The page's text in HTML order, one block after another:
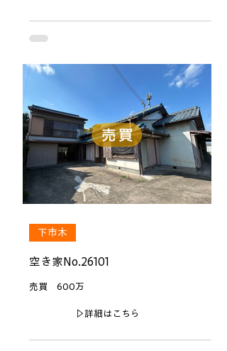
空き家No.26101
売買 600万
▷詳細はこちら
下市木